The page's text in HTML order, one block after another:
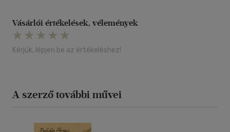
Vásárlói értékelések, vélemények
Kérjük, lépjen be az értékeléshez!
A szerző további művei